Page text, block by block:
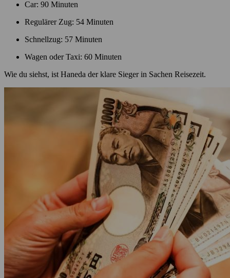
Car: 90 Minuten
Regulärer Zug: 54 Minuten
Schnellzug: 57 Minuten
Wagen oder Taxi: 60 Minuten
Wie du siehst, ist Haneda der klare Sieger in Sachen Reisezeit.